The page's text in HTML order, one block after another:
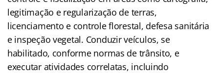
legitimação e regularização de terras,
licenciamento e controle florestal, defesa sanitária
e inspeção vegetal. Conduzir veículos, se
habilitado, conforme normas de trânsito, e
executar atividades correlatas, incluindo